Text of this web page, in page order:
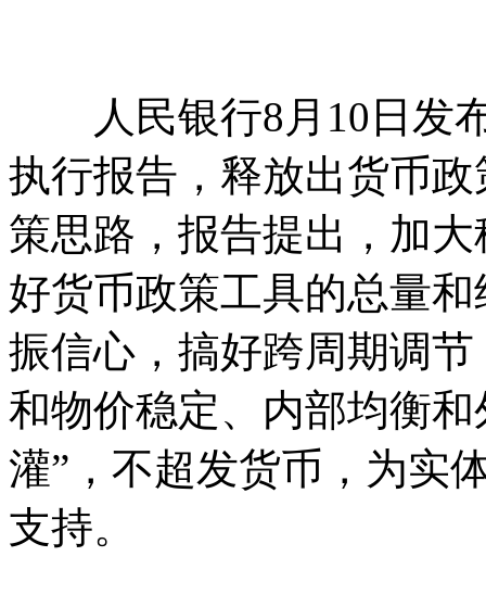
人民银行8月10日发布
执行报告，释放出货币
策思路，报告提出，加
好货币政策工具的总量
振信心，搞好跨周期调
和物价稳定、内部均衡
灌”，不超发货币，为实
支持。